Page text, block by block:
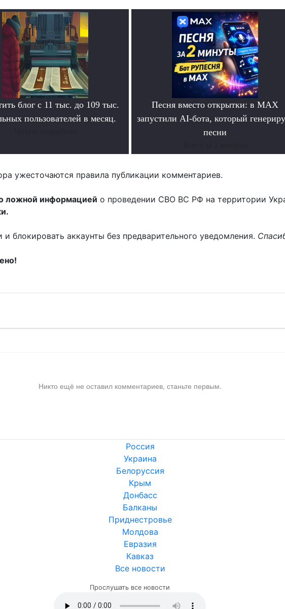
блог с 11 тыс. до 109 тыс.
пользователей в месяц.
Песня вместо открытки: в MAX
запустили AI-бота, который
песни
ужесточаются правила публикации комментариев.
ложной информацией о проведении СВО ВС РФ на территории
блокировать аккаунты без предварительного уведомления.
Никто ещё не оставил комментариев, станьте первым.
Россия
Украина
Белоруссия
Крым
Донбасс
Балканы
Приднестровье
Молдова
Евразия
Кавказ
Все новости
Прослушать все новости